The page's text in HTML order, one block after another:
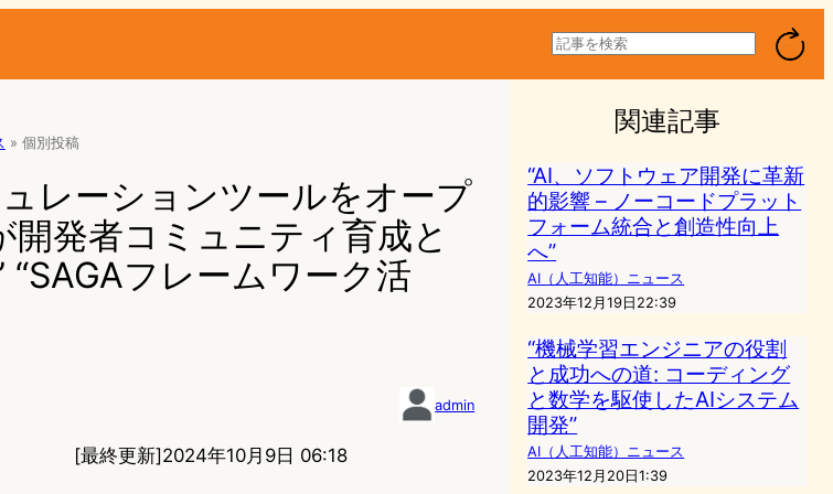
検
索
» 個別投稿
レーションツールをオープ
発者コミュニティ育成と
“SAGAフレームワーク活
admin
[最終更新]2024年10月9日 06:18
関連記事
“AI、ソフトウェア開発に革新
的影響 – ノーコードプラット
フォーム統合と創造性向上
へ”
AI（人工知能）ニュース
2023年12月19日22:39
“機械学習エンジニアの役割
と成功への道: コーディング
と数学を駆使したAIシステム
開発”
AI（人工知能）ニュース
2023年12月20日1:39